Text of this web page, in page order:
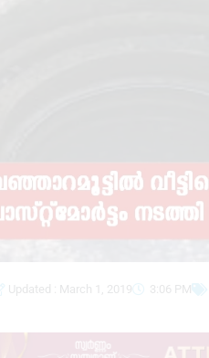
Updated : March 1, 2019 3:06 PM